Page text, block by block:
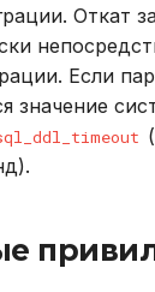
Откат
Если
значение